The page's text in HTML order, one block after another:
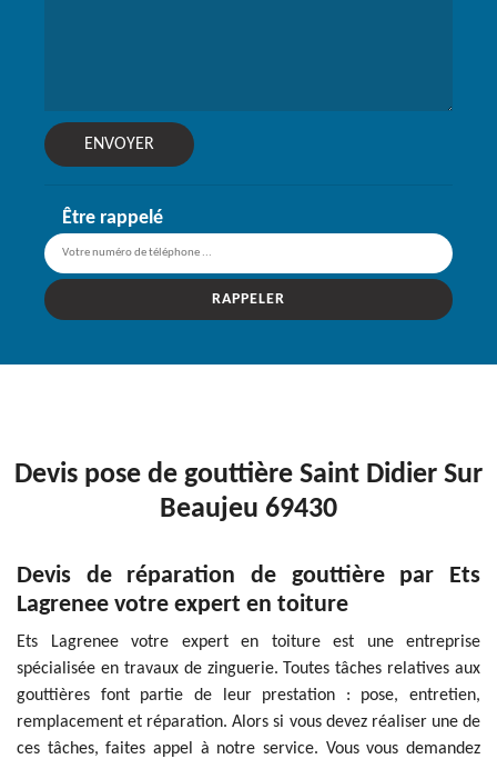
Être rappelé
Devis pose de gouttière Saint Didier Sur
Beaujeu 69430
Devis de réparation de gouttière par Ets
Lagrenee votre expert en toiture
Ets Lagrenee votre expert en toiture est une entreprise
spécialisée en travaux de zinguerie. Toutes tâches relatives aux
gouttières font partie de leur prestation : pose, entretien,
remplacement et réparation. Alors si vous devez réaliser une de
ces tâches, faites appel à notre service. Vous vous demandez